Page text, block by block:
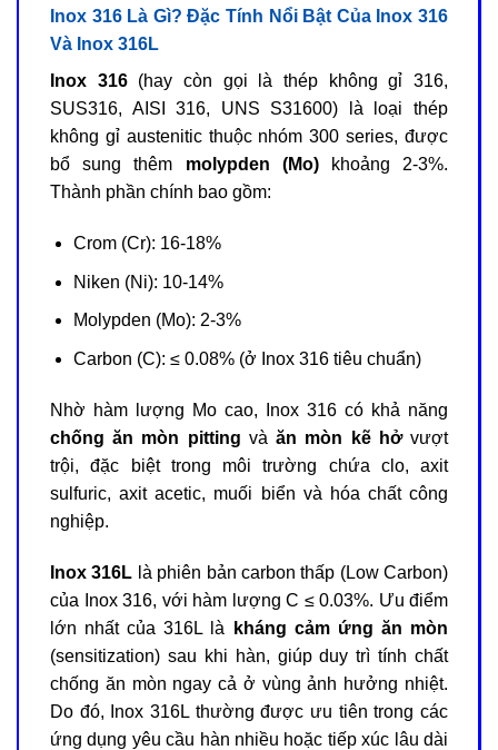
Inox 316 Là Gì? Đặc Tính Nổi Bật Của Inox 316
Và Inox 316L
Inox 316(hay còn gọi là thép không gỉ 316,
SUS316, AISI 316, UNS S31600) là loại thép
không gỉ austenitic thuộc nhóm 300 series, được
bổ sung thêm molypden (Mo)khoảng 2-3%.
Thành phần chính bao gồm:
Crom (Cr): 16-18%
Niken (Ni): 10-14%
Molypden (Mo): 2-3%
Carbon (C): ≤ 0.08% (ở Inox 316 tiêu chuẩn)
Nhờ hàm lượng Mo cao, Inox 316 có khả năng
chống ăn mòn pitting vàăn mòn kẽ hởvượt
trội, đặc biệt trong môi trường chứa clo, axit
sulfuric, axit acetic, muối biển và hóa chất công
nghiệp.
Inox 316L là phiên bản carbon thấp (Low Carbon)
của Inox 316, với hàm lượng C ≤ 0.03%. Ưu điểm
lớn nhất của 316L là
kháng cảm ứng ăn mòn
(sensitization) sau khi hàn, giúp duy trì tính chất
chống ăn mòn ngay cả ở vùng ảnh hưởng nhiệt.
Do đó, Inox 316L thường được ưu tiên trong các
ứng dụng yêu cầu hàn nhiều hoặc tiếp xúc lâu dài